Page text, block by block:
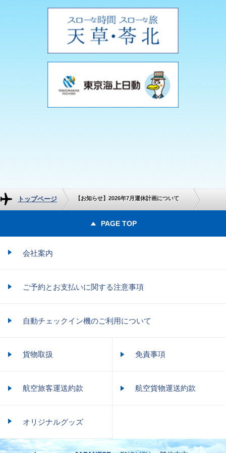
トップページ 【お知らせ】2026年7月運休計画について
PAGE TOP
会社案内
ご予約とお支払いに関する注意事項
自動チェックイン機のご利用について
貨物取扱 免責事項
航空旅客運送約款 航空貨物運送約款
オリジナルグッズ